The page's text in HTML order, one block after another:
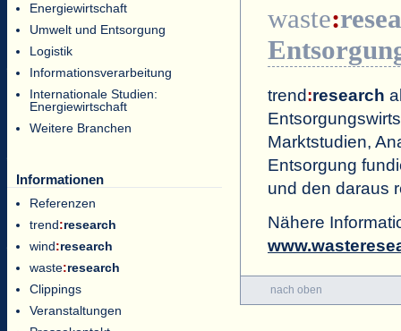
Single-Client-Studien
Internationale Markt Reports
Energiewirtschaft
Umwelt und Entsorgung
Logistik
Informationsverarbeitung
Internationale Studien:
Energiewirtschaft
Weitere Branchen
Informationen
Referenzen
trend:research
wind:research
waste:research
Clippings
Veranstaltungen
waste:
trend:research
Marktstudien,
Entsorgung
und den daraus
Nähere
nach oben